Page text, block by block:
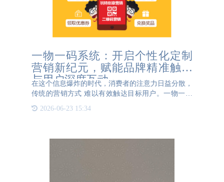
一物一码系统：开启个性化定制
营销新纪元，赋能品牌精准触达
与用户深度互动
在这个信息爆炸的时代，消费者的注意力日益分散，
传统的营销方式 难以有效触达目标用户。一物一码
系统的出现，为品牌营销带来了革命性的变革。它通
过为每个产品赋予唯一的身份标识，构建起品牌与用
2026-06-23 15:34